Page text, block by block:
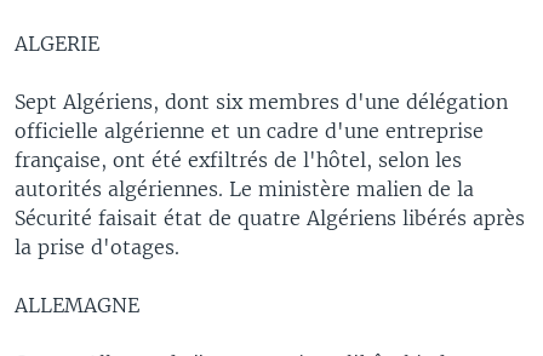
ALGERIE
Sept Algériens, dont six membres d'une délégation
officielle algérienne et un cadre d'une entreprise
française, ont été exfiltrés de l'hôtel, selon les
autorités algériennes. Le ministère malien de la
Sécurité faisait état de quatre Algériens libérés après
la prise d'otages.
ALLEMAGNE